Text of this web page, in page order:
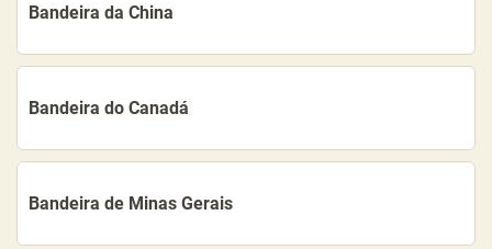
Bandeira da China
Bandeira do Canadá
Bandeira de Minas Gerais